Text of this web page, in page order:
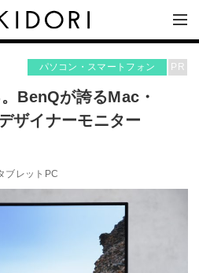
PR
パソコン・スマートフォン
BenQが誇るMac・
ザイナーモニター
ブレットPC